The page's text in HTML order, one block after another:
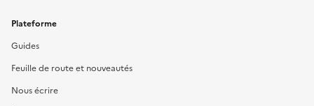
Plateforme
Guides
Feuille de route et nouveautés
Nous écrire